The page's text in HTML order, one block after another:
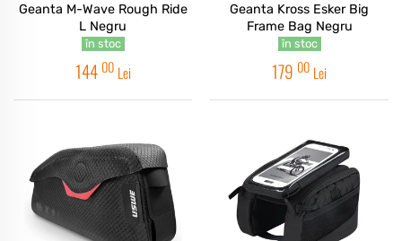
Geanta M-Wave Rough Ride
L Negru
în stoc
144 00 Lei
Geanta Kross Esker Big
Frame Bag Negru
în stoc
179 00 Lei